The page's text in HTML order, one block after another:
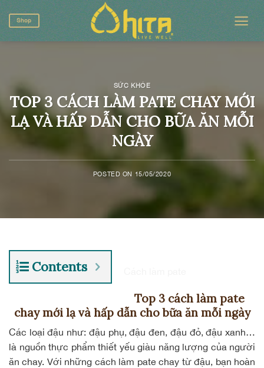
Skip
to
content
Shop
SỨC KHỎE
TOP 3 CÁCH LÀM PATE CHAY MỚI
LẠ VÀ HẤP DẪN CHO BỮA ĂN MỖI
NGÀY
POSTED ON 15/05/2020
Contents
Top 3 cách làm pate
chay mới lạ và hấp dẫn cho bữa ăn mỗi ngày
Các loại đậu như: đậu phụ, đậu đen, đậu đỏ, đậu xanh…
là nguồn thực phẩm thiết yếu giàu năng lượng của người
ăn chay. Với những cách làm pate chay từ đậu, bạn hoàn